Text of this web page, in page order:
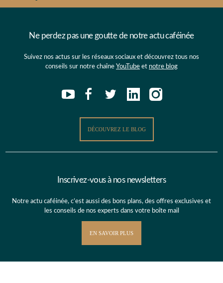
Ne perdez pas une goutte de notre actu caféinée
Suivez nos actus sur les réseaux sociaux et découvrez tous nos
conseils sur notre chaîne YouTube et notre blog
DÉCOUVREZ LE BLOG
Inscrivez-vous à nos newsletters
Notre actu caféinée, c’est aussi des bons plans, des offres exclusives et
les conseils de nos experts dans votre boîte mail
EN SAVOIR PLUS